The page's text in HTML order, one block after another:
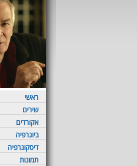
ראשי
שירים
אקורדים
ביוגרפיה
דיסקוגרפיה
תמונות